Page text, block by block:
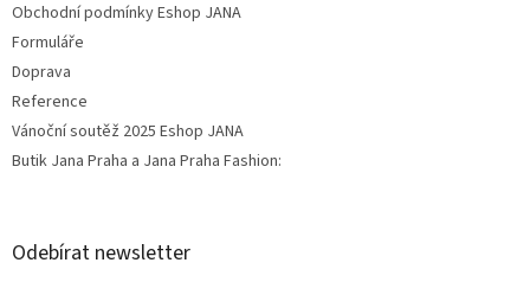
Obchodní podmínky Eshop JANA
Formuláře
Doprava
Reference
Vánoční soutěž 2025 Eshop JANA
Butik Jana Praha a Jana Praha Fashion:
Odebírat newsletter